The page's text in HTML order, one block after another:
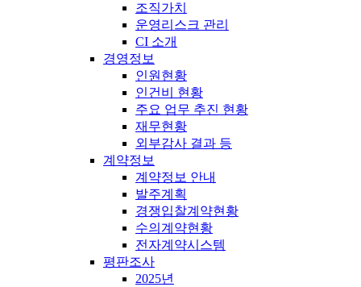
조직가치
운영리스크 관리
CI 소개
경영정보
인원현황
인건비 현황
주요 업무 추진 현황
재무현황
외부감사 결과 등
계약정보
계약정보 안내
발주계획
경쟁입찰계약현황
수의계약현황
전자계약시스템
평판조사
2025년